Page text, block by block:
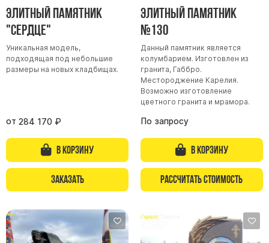
Памятники с полноформатным фото
Склеп
Cкульптуры ангел
Детские памятники
Памятники Мусульманские
Памятники Армянские
Европейские памятники
Семейные памятники ( памятники на двоих )
Памятники в форме креста
Зеркальные памятники
Креативные памятники
Элитный памятник
"Сердце"
Уникальная модель,
подходящая под небольшие
размеры на новых кладбищах.
от 284 170 ₽
В корзину
Заказать
Элитный памятник
№130
Данный памятник является
колумбарием. Изготовлен из
гранита, Габбро.
Местороджение Карелия.
Возможно изготовление
цветного гранита и мрамора.
По запросу
В корзину
Рассчитать стоимость